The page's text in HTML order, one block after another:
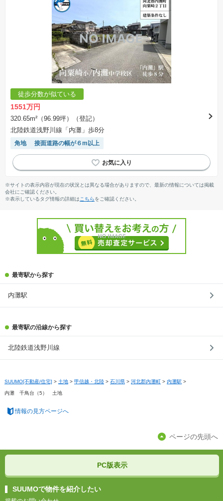
徒歩分数が似ている
1551万円
320.65m²（96.99坪）（登記）
北陸鉄道浅野川線「内灘」歩8分
角地 接面道路の幅が６m以上
※サイトの表示内容が現在の状況とは異なる場合がありますので、最新の情報については掲載
会社にご確認ください。
※表示しているタグ情報の詳細は こちらをご確認ください。
最寄駅から探す
内灘駅
最寄駅の沿線から探す
北陸鉄道浅野川線
SUUMO[不動産/住宅] > 土地 > 甲信越・北陸 > 石川県 > 河北郡内灘町 > 内灘駅 >
内灘 千鳥台（5） 土地
情報の見方ページへ
ページの先頭へ
PC版表示
SUUMOで物件を紹介したい